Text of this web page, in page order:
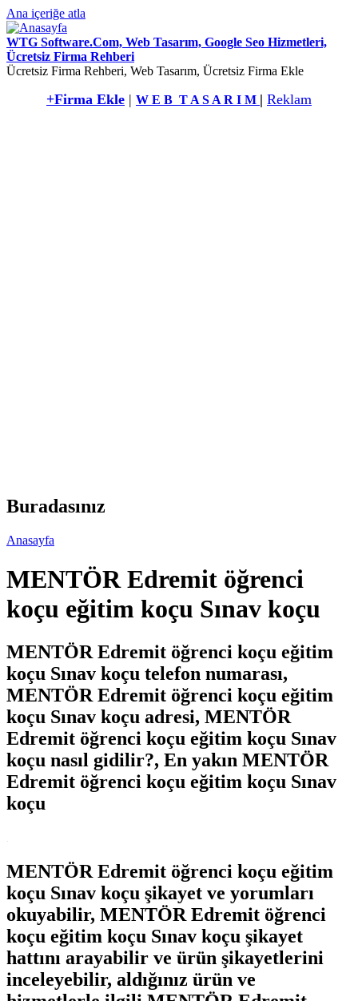
Ana içeriğe atla
WTG Software.Com, Web Tasarım, Google Seo Hizmetleri,
Ücretsiz Firma Rehberi
Ücretsiz Firma Rehberi, Web Tasarım, Ücretsiz Firma Ekle
+Firma Ekle | W E B T A S A R I M | Reklam
Buradasınız
Anasayfa
MENTÖR Edremit öğrenci
koçu eğitim koçu Sınav koçu
MENTÖR Edremit öğrenci koçu eğitim
koçu Sınav koçu telefon numarası,
MENTÖR Edremit öğrenci koçu eğitim
koçu Sınav koçu adresi, MENTÖR
Edremit öğrenci koçu eğitim koçu Sınav
koçu nasıl gidilir?, En yakın MENTÖR
Edremit öğrenci koçu eğitim koçu Sınav
koçu
MENTÖR Edremit öğrenci koçu eğitim
koçu Sınav koçu şikayet ve yorumları
okuyabilir, MENTÖR Edremit öğrenci
koçu eğitim koçu Sınav koçu şikayet
hattını arayabilir ve ürün şikayetlerini
inceleyebilir, aldığınız ürün ve